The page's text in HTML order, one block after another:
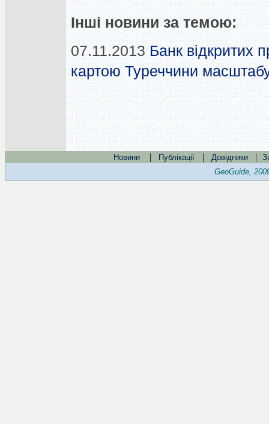
Інші новини за темою:
07.11.2013 Банк відкритих
картою Туреччини
Новини | Публікації | Довідники |
GeoGuide,